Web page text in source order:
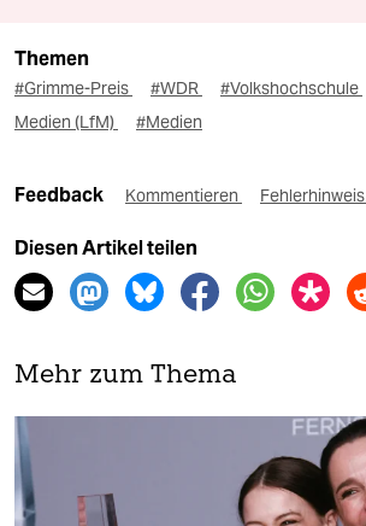
Themen
#Grimme-Preis #WDR #Volkshochschule
Medien (LfM)
#Medien
Feedback Kommentieren Fehlerhinweis
Diesen Artikel teilen
Mehr zum Thema